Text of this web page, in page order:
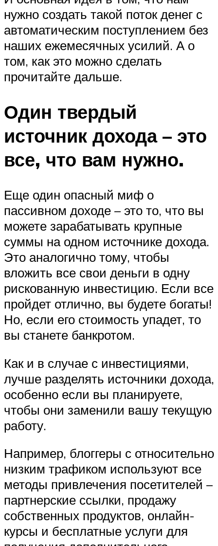
нужно создать такой поток денег с
автоматическим поступлением без
наших ежемесячных усилий. А о
том, как это можно сделать
прочитайте дальше.
Один твердый
источник дохода – это
все, что вам нужно.
Еще один опасный миф о
пассивном доходе – это то, что вы
можете зарабатывать крупные
суммы на одном источнике дохода.
Это аналогично тому, чтобы
вложить все свои деньги в одну
рискованную инвестицию. Если все
пройдет отлично, вы будете богаты!
Но, если его стоимость упадет, то
вы станете банкротом.
Как и в случае с инвестициями,
лучше разделять источники дохода,
особенно если вы планируете,
чтобы они заменили вашу текущую
работу.
Например, блоггеры с относительно
низким трафиком используют все
методы привлечения посетителей –
партнерские ссылки, продажу
собственных продуктов, онлайн-
курсы и бесплатные услуги для